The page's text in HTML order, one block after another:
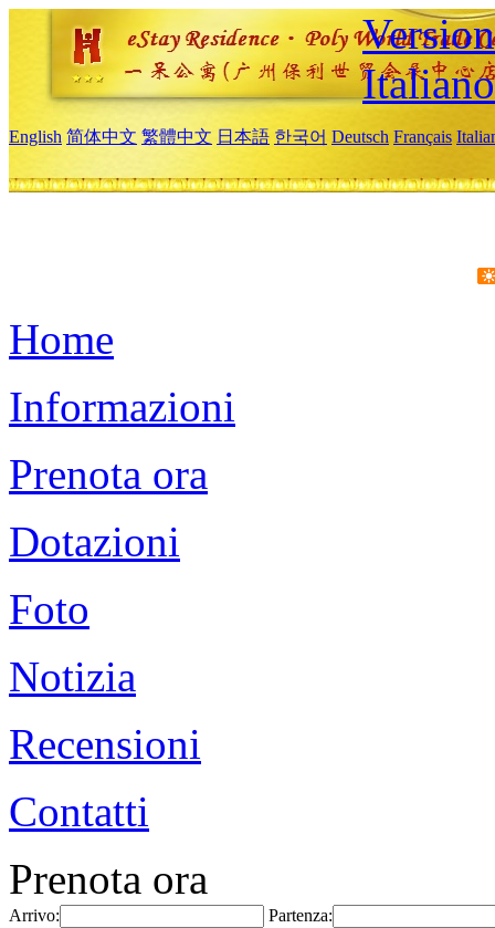
Italiano
English 简体中文 繁體中文 日本語 한국어 Deutsch Français
Home
Informazioni
Prenota ora
Dotazioni
Foto
Notizia
Recensioni
Contatti
Prenota ora
Arrivo: Partenza: